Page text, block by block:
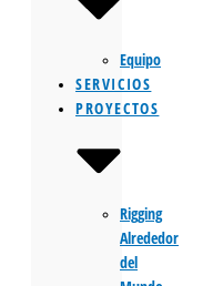
Equipo
SERVICIOS
PROYECTOS
Rigging
Alrededor
del